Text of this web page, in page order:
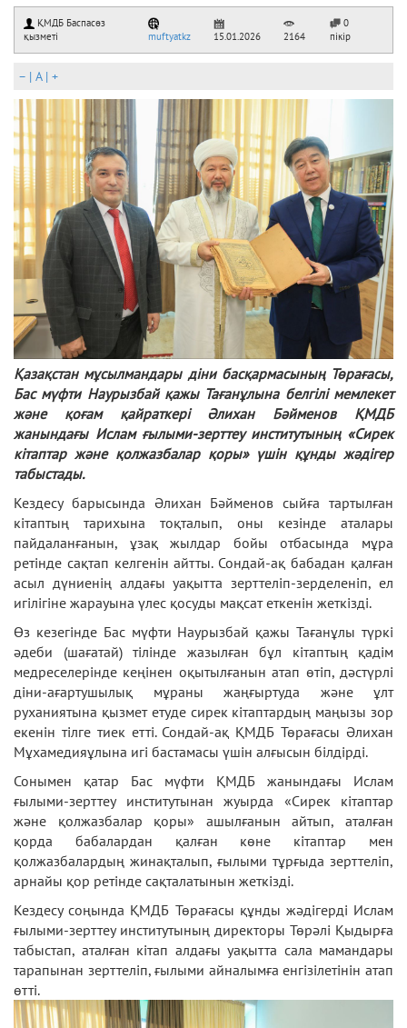
ҚМДБ Баспасөз
қызметі
muftyatkz 15.01.2026 2164
0
пікір
– | A| +
Қазақстан мұсылмандары діни басқармасының Төрағасы,
Бас мүфти Наурызбай қажы Тағанұлына белгілі мемлекет
және қоғам қайраткері Әлихан Бәйменов ҚМДБ
жанындағы Ислам ғылыми-зерттеу институтының «Сирек
кітаптар және қолжазбалар қоры» үшін құнды жәдігер
табыстады.
Кездесу барысында Әлихан Бәйменов сыйға тартылған
кітаптың тарихына тоқталып, оны кезінде аталары
пайдаланғанын, ұзақ жылдар бойы отбасында мұра
ретінде сақтап келгенін айтты. Сондай-ақ бабадан қалған
асыл дүниенің алдағы уақытта зерттеліп-зерделеніп, ел
игілігіне жарауына үлес қосуды мақсат еткенін жеткізді.
Өз кезегінде Бас мүфти Наурызбай қажы Тағанұлы түркі
әдеби (шағатай) тілінде жазылған бұл кітаптың қадім
медреселерінде кеңінен оқытылғанын атап өтіп, дәстүрлі
діни-ағартушылық мұраны жаңғыртуда және ұлт
руханиятына қызмет етуде сирек кітаптардың маңызы зор
екенін тілге тиек етті. Сондай-ақ ҚМДБ Төрағасы Әлихан
Мұхамедияұлына игі бастамасы үшін алғысын білдірді.
Сонымен қатар Бас мүфти ҚМДБ жанындағы Ислам
ғылыми-зерттеу институтынан жуырда «Сирек кітаптар
және қолжазбалар қоры» ашылғанын айтып, аталған
қорда бабалардан қалған көне кітаптар мен
қолжазбалардың жинақталып, ғылыми тұрғыда зерттеліп,
арнайы қор ретінде сақталатынын жеткізді.
Кездесу соңында ҚМДБ Төрағасы құнды жәдігерді Ислам
ғылыми-зерттеу институтының директоры Төрәлі Қыдырға
табыстап, аталған кітап алдағы уақытта сала мамандары
тарапынан зерттеліп, ғылыми айналымға енгізілетінін атап
өтті.